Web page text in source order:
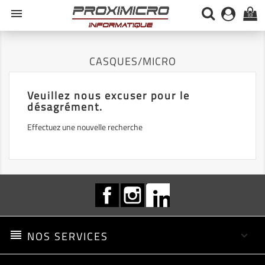
menu (0)
CASQUES/MICRO
Veuillez nous excuser pour le
désagrément.
Effectuez une nouvelle recherche
FacebookInstagram
reorder NOS SERVICES keyboard_arrow_down